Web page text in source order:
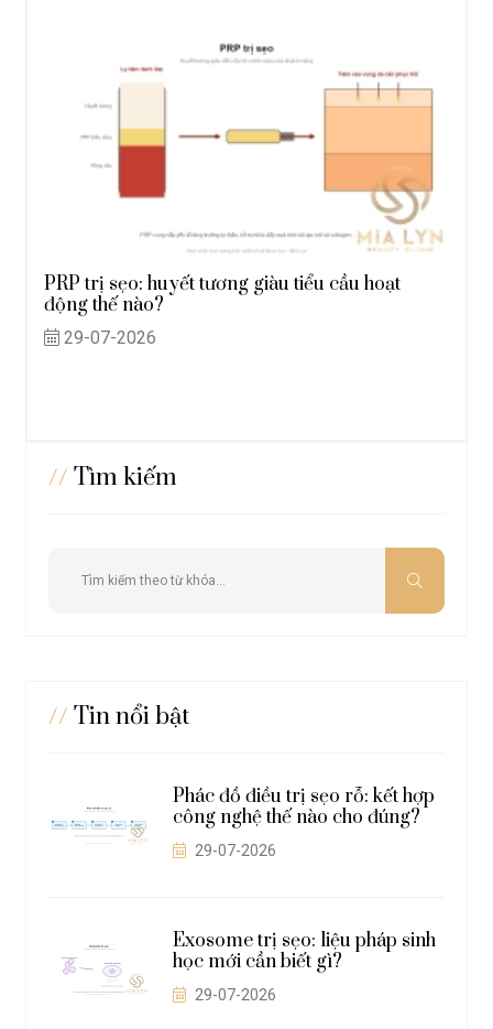
PRP trị sẹo: huyết tương giàu tiểu cầu hoạt
động thế nào?
29-07-2026
// Tìm kiếm
// Tin nổi bật
Phác đồ điều trị sẹo rỗ: kết hợp
công nghệ thế nào cho đúng?
29-07-2026
Exosome trị sẹo: liệu pháp sinh
học mới cần biết gì?
29-07-2026